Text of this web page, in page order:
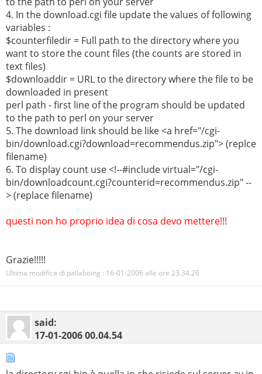
4. In the download.cgi file update the values of following
variables :
$counterfiledir = Full path to the directory where you
want to store the count files (the counts are stored in
text files)
$downloaddir = URL to the directory where the file to be
downloaded in present
perl path - first line of the program should be updated
to the path to perl on your server
5. The download link should be like <a href="/cgi-
bin/download.cgi?download=recommendus.zip"> (replce
filename)
6. To display count use <!--#include virtual="/cgi-
bin/downloadcount.cgi?counterid=recommendus.zip" --
> (replace filename)
questi non ho proprio idea di cosa devo mettere!!!
Grazie!!!!!
Ultima modifica di pallaboing : 16-01-2006 alle ore 23.34.26
said:
17-01-200600.04.54